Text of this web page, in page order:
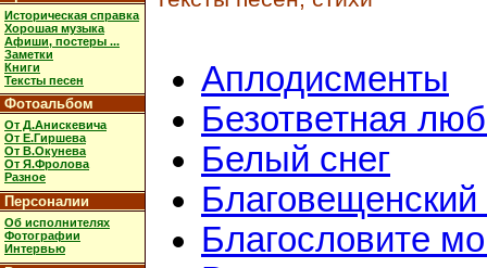
Историческая справка
Хорошая музыка
Афиши, постеры ...
Заметки
Книги
Тексты песен
Фотоальбом
От Д.Анискевича
От Е.Гиршева
От В.Окунева
От Я.Фролова
Разное
Персоналии
Об исполнителях
Фотографии
Интервью
Аплодисменты
Безответная
Белый снег
Благовещенский
Благословите